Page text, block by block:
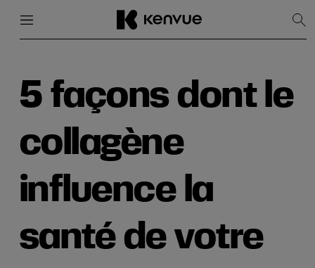
contenu
5 façons dont le
collagène
influence la
santé de votre